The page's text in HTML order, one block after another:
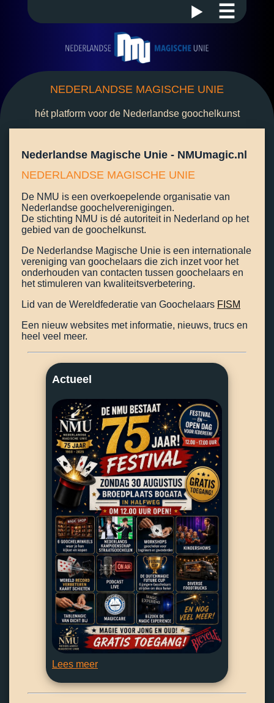
☰
NEDERLANDSE MAGISCHE UNIE
hét platform voor de Nederlandse goochelkunst
Nederlandse Magische Unie - NMUmagic.nl
NEDERLANDSE MAGISCHE UNIE
De NMU is een overkoepelende organisatie van
Nederlandse goochelverenigingen.
De stichting NMU is dé autoriteit in Nederland op het
gebied van de goochelkunst.
De Nederlandse Magische Unie is een internationale
vereniging van goochelaars die zich inzet voor het
onderhouden van contacten tussen goochelaars en
het stimuleren van kwaliteitsverbetering.
Lid van de Wereldfederatie van Goochelaars FISM
Een nieuw websites met informatie, nieuws, trucs en
heel veel meer.
Actueel
Lees meer